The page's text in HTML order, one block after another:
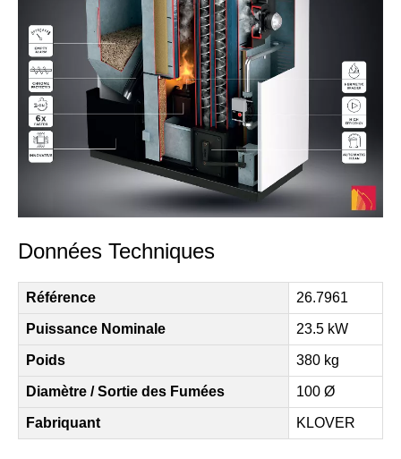
Données Techniques
Référence 26.7961
Puissance Nominale 23.5 kW
Poids 380 kg
Diamètre / Sortie des Fumées 100 Ø
Fabriquant KLOVER